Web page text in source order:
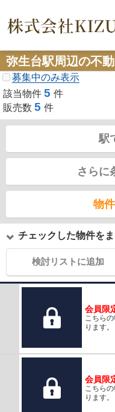
弥生台駅周辺の不
募集中のみ表示
該当物件 5 件
販売数 5 件
駅
さらに
物
チェックした物件を
検討リストに追加
会員限
こちら
ります。
会員限
こちら
ります。